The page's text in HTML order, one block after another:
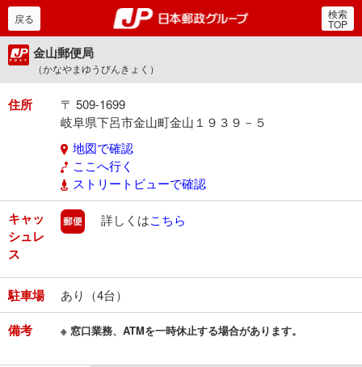
郵便局・日本郵政グルー
戻る 検索
TOP
金山郵便局
（かなやまゆうびんきょく）
住所
〒 509-1699
岐阜県下呂市金山町金山１９３９－５
地図で確認
ここへ行く
ストリートビューで確認
キャッ
シュレ
ス
郵便
詳しくはこちら
駐車場 あり（4台）
備考 ※ 窓口業務、ATMを一時休止する場合があります。